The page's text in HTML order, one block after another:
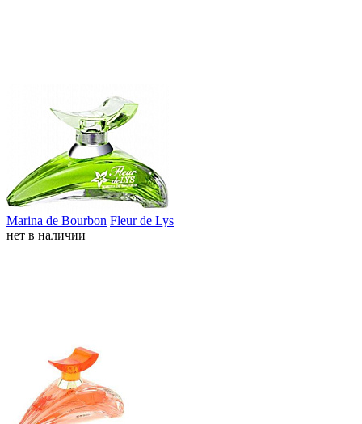
Marina de Bourbon Fleur de Lys
нет в наличии